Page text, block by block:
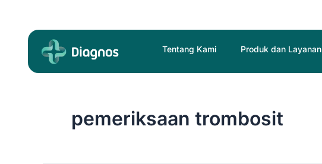
content
Tentang Kami Produk dan Layanan
pemeriksaan trombosit